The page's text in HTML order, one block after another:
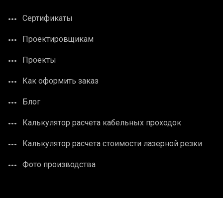
Сертификаты
Проектировщикам
Проекты
Как оформить заказ
Блог
Калькулятор расчета кабельных проходок
Калькулятор расчета стоимости лазерной резки
Фото производства